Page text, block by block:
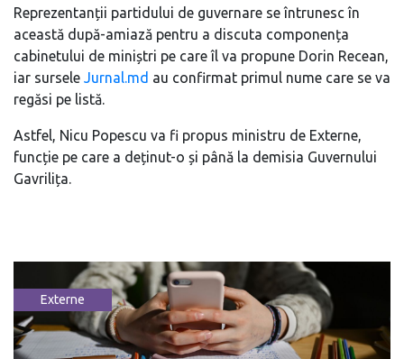
Reprezentanții partidului de guvernare se întrunesc în
această după-amiază pentru a discuta componența
cabinetului de miniștri pe care îl va propune Dorin Recean,
iar sursele Jurnal.md au confirmat primul nume care se va
regăsi pe listă.
Astfel, Nicu Popescu va fi propus ministru de Externe,
funcție pe care a deținut-o și până la demisia Guvernului
Gavrilița.
Externe